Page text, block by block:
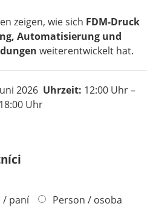
zeigen, wie sich FDM-Druck
Automatisierung und
weiterentwickelt hat.
2026 Uhrzeit: 12:00 Uhr –
18:00 Uhr
/ paní Person / osoba